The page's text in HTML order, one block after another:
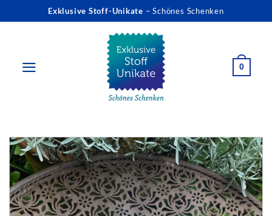
Inhalt
Exklusive Stoff-Unikate – Schönes Schenken
0